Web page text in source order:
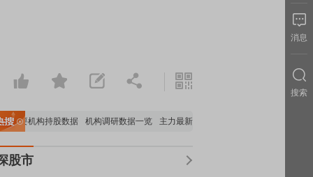
要机构持股数据 机构调研数据一览 主力最新动向
股市
消息
搜索